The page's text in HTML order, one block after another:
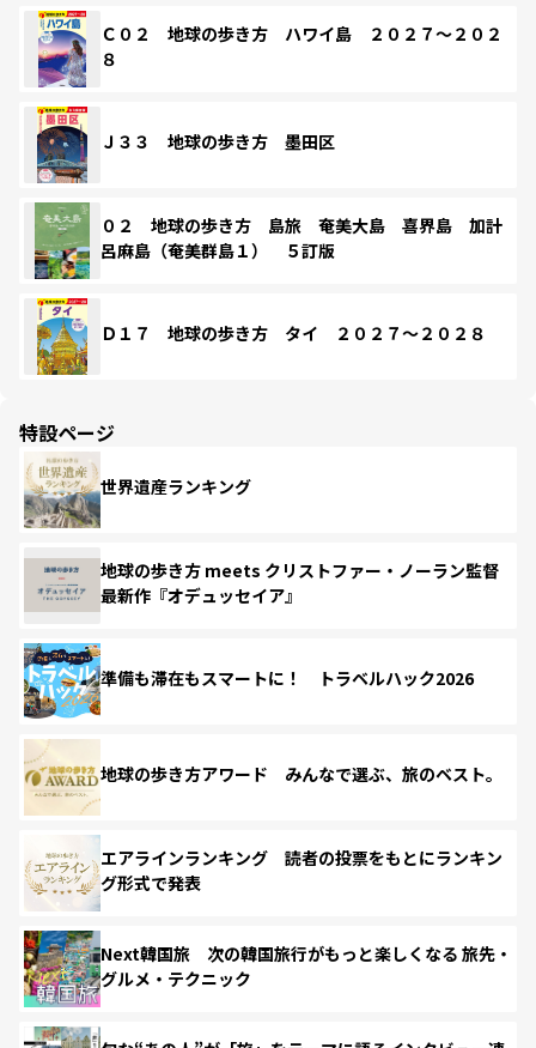
Ｃ０２ 地球の歩き方 ハワイ島 ２０２７～２０２
８
Ｊ３３ 地球の歩き方 墨田区
０２ 地球の歩き方 島旅 奄美大島 喜界島 加計
呂麻島（奄美群島１） ５訂版
Ｄ１７ 地球の歩き方 タイ ２０２７～２０２８
特設ページ
世界遺産ランキング
地球の歩き方 meets クリストファー・ノーラン監督
最新作『オデュッセイア』
準備も滞在もスマートに！ トラベルハック2026
地球の歩き方アワード みんなで選ぶ、旅のベスト。
エアラインランキング 読者の投票をもとにランキン
グ形式で発表
Next韓国旅 次の韓国旅行がもっと楽しくなる 旅先・
グルメ・テクニック